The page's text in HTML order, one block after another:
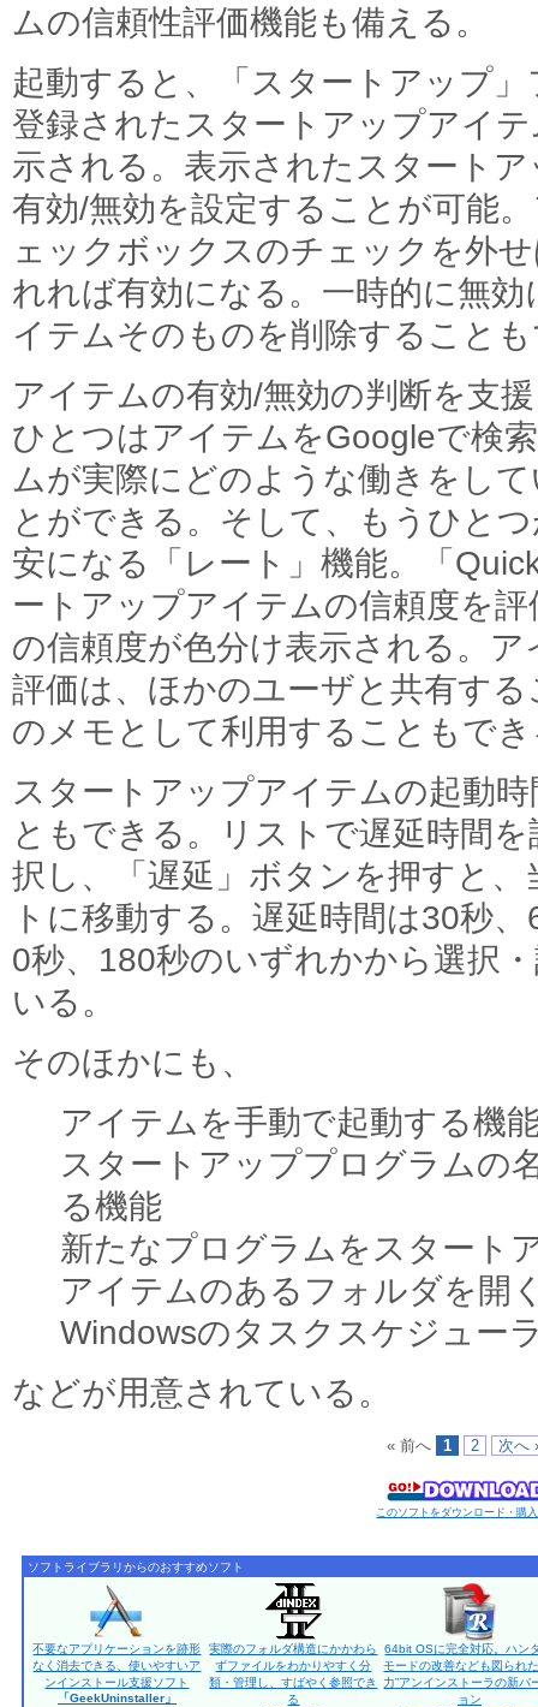
ムの信頼性評価機能も備える。
起動すると、「スタートアップ
登録されたスタートアップアイ
示される。表示されたスタート
有効/無効を設定することが可能
ェックボックスのチェックを外
れれば有効になる。一時的に無
イテムそのものを削除すること
アイテムの有効/無効の判断を支
ひとつはアイテムをGoogleで検
ムが実際にどのような働きをし
とができる。そして、もうひと
安になる「レート」機能。「
ートアップアイテムの信頼度を
の信頼度が色分け表示される。
評価は、ほかのユーザと共有す
のメモとして利用することもで
スタートアップアイテムの起動
ともできる。リストで遅延時間
択し、「遅延」ボタンを押すと
トに移動する。遅延時間は30秒
0秒、180秒のいずれかから選択
いる。
そのほかにも、
アイテムを手動で起動する機
スタートアッププログラムの
る機能
新たなプログラムをスタート
アイテムのあるフォルダを開
Windowsのタスクスケジュー
などが用意されている。
« 前へ 1 2 次へ
このソフトをダウンロード・購
ソフトライブラリからのおすすめソフト
不要なアプリケーションを跡形
なく消去できる、使いやすいア
ンインストール支援ソフト
「GeekUninstaller」
実際のフォルダ構造にかかわら
ずファイルをわかりやすく分
類・管理し、すばやく参照でき
る
64bit OSに完全対応。ハン
モードの改善なども図られ
力”アンインストーラの新バ
ョン